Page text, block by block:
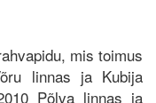
mis toimus
linnas ja Kubija
Põlva linnas ja